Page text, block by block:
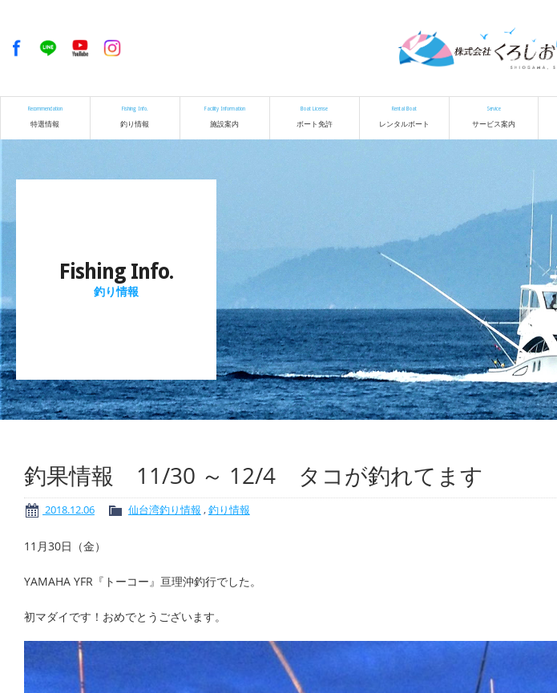
Recommendation
特選情報
Fishing Info.
釣り情報
Facility Information
施設案内
Boat License
ボート免許
Rental Boat
レンタルボート
Service
サービス案内
Fishing Info.
釣り情報
釣果情報 11/30 ～ 12/4 タコが釣れてます
2018.12.06 仙台湾釣り情報 ,釣り情報
11月30日（金）
YAMAHA YFR『トーコー』亘理沖釣行でした。
初マダイです！おめでとうございます。